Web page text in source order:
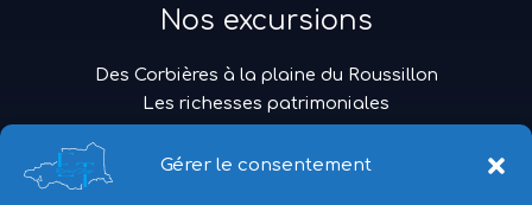
Gérer le consentement
Nos excursions
Des Corbières à la plaine du Roussillon
Les richesses patrimoniales
La médiévale